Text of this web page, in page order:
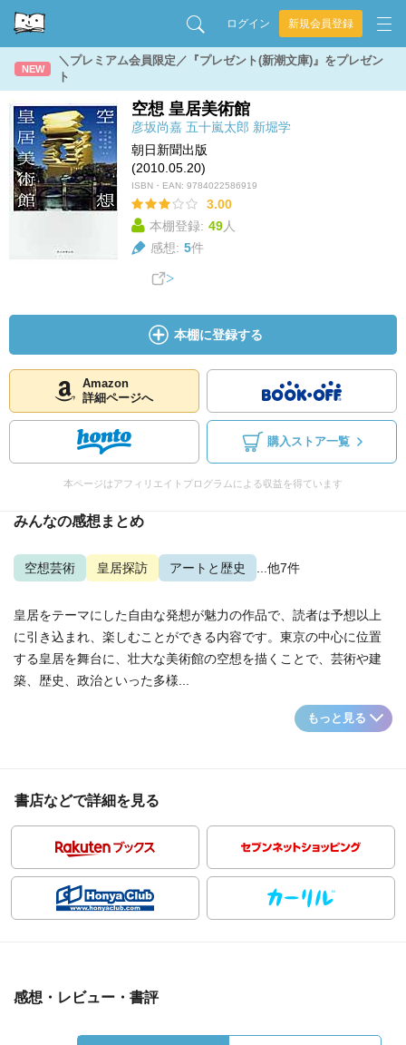
ログイン 新規会員登録
NEW
＼プレミアム会員限定／『プレゼント(新潮文庫)』をプレゼン
ト
空想 皇居美術館
彦坂尚嘉 五十嵐太郎 新堀学
朝日新聞出版
(2010.05.20)
ISBN・EAN: 9784022586919
3.00
本棚登録: 49人
感想: 5件
本棚に登録する
Amazon
詳細ページへ
購入ストア一覧
本ページはアフィリエイトプログラムによる収益を得ています
みんなの感想まとめ
空想芸術 皇居探訪 アートと歴史 ...他7件
皇居をテーマにした自由な発想が魅力の作品で、読者は予想以上
に引き込まれ、楽しむことができる内容です。東京の中心に位置
する皇居を舞台に、壮大な美術館の空想を描くことで、芸術や建
築、歴史、政治といった多様...
もっと見る
書店などで詳細を見る
感想・レビュー・書評